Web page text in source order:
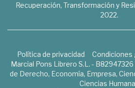
Recuperación, Transformación y
2022.
Política de privacidad Condiciones
Marcial Pons Librero S.L. -
de Derecho, Economía, Empresa,
Ciencias